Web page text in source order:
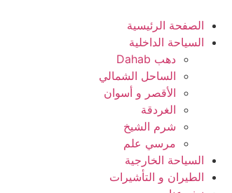
الصفحة الرئيسية
السياحة الداخلية
دهب Dahab
الساحل الشمالي
الأقصر و أسوان
الغردقة
شرم الشيخ
مرسي علم
السياحة الخارجية
الطيران و التأشيرات